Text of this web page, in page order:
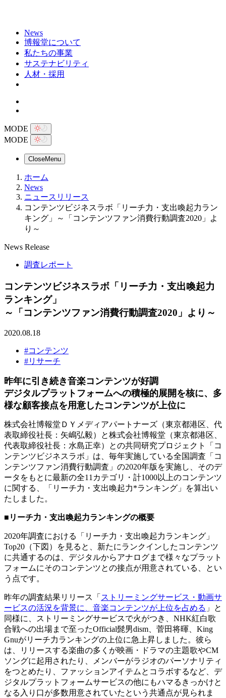
News
博報堂について
私たちの事業
サステナビリティ
人材・採用
MODE
MODE
CloseMenu
ホーム
News
ニュースリリース
コンテンツビジネスラボ「リーチ力・支出喚起力ラン
キング」～「コンテンツファン消費行動調査2020」よ
り～
News Release
調査レポート
コンテンツビジネスラボ「リーチ力・支出喚起力
ランキング」
～「コンテンツファン消費行動調査2020」より～
2020.08.18
#コンテンツ
#リサーチ
昨年に引き続き音楽コンテンツが好調
デジタルプラットフォームへの積極的展開を核に、多
様な顧客接点を用意したコンテンツが上位に
株式会社博報堂ＤＹメディアパートナーズ（東京都港区、代
表取締役社長：矢嶋弘毅）と株式会社博報堂（東京都港区、
代表取締役社長：水島正幸）との共同研究プロジェクト「コ
ンテンツビジネスラボ」は、毎年実施している全国調査「コ
ンテンツファン消費行動調査」の2020年版を実施し、そのデ
ータをもとに最新の全11カテゴリ・計1000以上のコンテンツ
に関する、「リーチ力・支出喚起力*ランキング」を算出い
たしました。
■リーチ力・支出喚起力ランキングの概要
2020年調査における「リーチ力・支出喚起力ランキング」
Top20（下図）を見ると、新たにランクインしたコンテンツ
に共通するのは、デジタルからアナログまで様々なプラット
フォームにそのコンテンツとの接点が用意されている、とい
う点です。
昨年の調査結果リリース「 ストリーミングサービス・動画サ
ービスの活況を背景に、音楽コンテンツが上位を占める 」と
同様に、ストリーミングサービスで火がつき、NHK紅白歌
合戦への出場まで至ったOfficial髭男dism、菅田将暉、King
Gnuがリーチ力ランキングの上位に急上昇しました。彼ら
は、リリースする楽曲の多くが映画・ドラマの主題歌やCM
ソングに起用されたり、メンバーがラジオのパーソナリティ
をつとめたり、ファッションアイテムとコラボするなど、デ
ジタルプラットフォームサービスの他にもハマるきっかけと
なる入り口が多数用意されていたという共通点が見られま